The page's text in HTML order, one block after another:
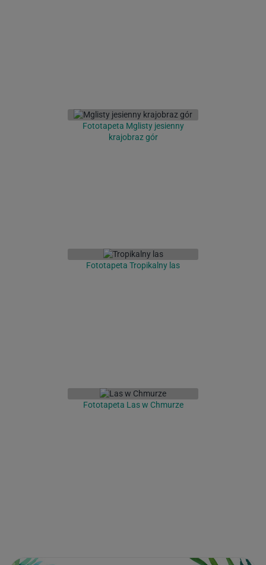
Fototapeta Mglisty jesienny
krajobraz gór
Fototapeta Tropikalny las
Fototapeta Las w Chmurze